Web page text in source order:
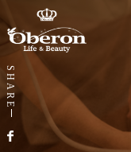
ホーム
銀座 オベロンに
About Us
SHARE